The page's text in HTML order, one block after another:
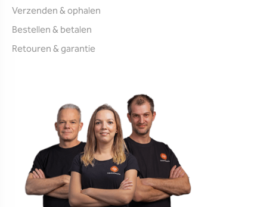
Verzenden & ophalen
Bestellen & betalen
Retouren & garantie